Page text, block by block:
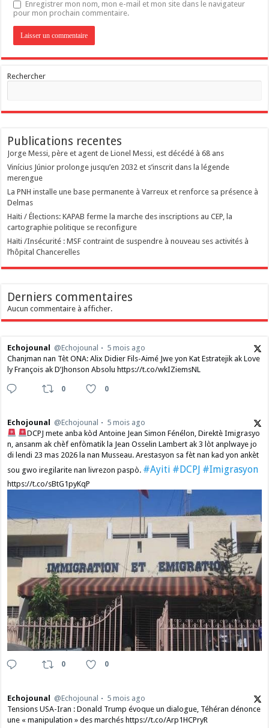
Enregistrer mon nom, mon e-mail et mon site dans le navigateur
pour mon prochain commentaire.
Rechercher
Publications recentes
Jorge Messi, père et agent de Lionel Messi, est décédé à 68 ans
Vinícius Júnior prolonge jusqu’en 2032 et s’inscrit dans la légende
merengue
La PNH installe une base permanente à Varreux et renforce sa présence à
Delmas
Haïti / Élections: KAPAB ferme la marche des inscriptions au CEP, la
cartographie politique se reconfigure
Haïti /Insécurité : MSF contraint de suspendre à nouveau ses activités à
l’hôpital Chancerelles
Derniers commentaires
Aucun commentaire à afficher.
Echojounal @Echojounal
5 mois ago
Chanjman nan Tèt ONA: Alix Didier Fils-Aimé Jwe yon Kat Estratejik ak Love
ly François ak D’Jhonson Absolu https://t.co/wkIZiemsNL
0 0
Echojounal @Echojounal
5 mois ago
DCPJ mete anba kòd Antoine Jean Simon Fénélon, Direktè Imigrasyo
n, ansanm ak chèf enfòmatik la Jean Osselin Lambert ak 3 lòt anplwaye jo
di lendi 23 mas 2026 la nan Musseau. Arestasyon sa fèt nan kad yon ankèt
sou gwo iregilarite nan livrezon paspò. #Ayiti #DCPJ #Imigrasyon
https://t.co/sBtG1pyKqP
0 0
Echojounal @Echojounal
5 mois ago
Tensions USA-Iran : Donald Trump évoque un dialogue, Téhéran dénonce
une « manipulation » des marchés https://t.co/Arp1HCPryR